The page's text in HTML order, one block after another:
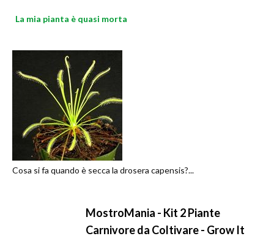
La mia pianta è quasi morta
Cosa si fa quando è secca la drosera capensis?...
MostroMania - Kit 2 Piante
Carnivore da Coltivare - Grow It